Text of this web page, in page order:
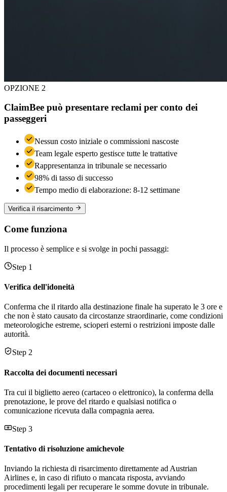
OPZIONE 2
ClaimBee può presentare reclami per conto dei
passeggeri
Nessun costo iniziale o commissioni nascoste
Team legale esperto gestisce tutte le trattative
Rappresentanza in tribunale se necessario
98% di tasso di successo
Tempo medio di elaborazione: 8-12 settimane
Verifica il risarcimento
Come funziona
Il processo è semplice e si svolge in pochi passaggi:
Step 1
Verifica dell'idoneità
Conferma che il ritardo alla destinazione finale ha superato le 3 ore e
che non è stato causato da circostanze straordinarie, come condizioni
meteorologiche estreme, scioperi esterni o restrizioni imposte dalle
autorità.
Step 2
Raccolta dei documenti necessari
Tra cui il biglietto aereo (cartaceo o elettronico), la conferma della
prenotazione, le prove del ritardo e qualsiasi notifica o
comunicazione ricevuta dalla compagnia aerea.
Step 3
Tentativo di risoluzione amichevole
Inviando la richiesta di risarcimento direttamente ad Austrian
Airlines e, in caso di rifiuto o mancata risposta, avviando
procedimenti legali per recuperare le somme dovute in tribunale.